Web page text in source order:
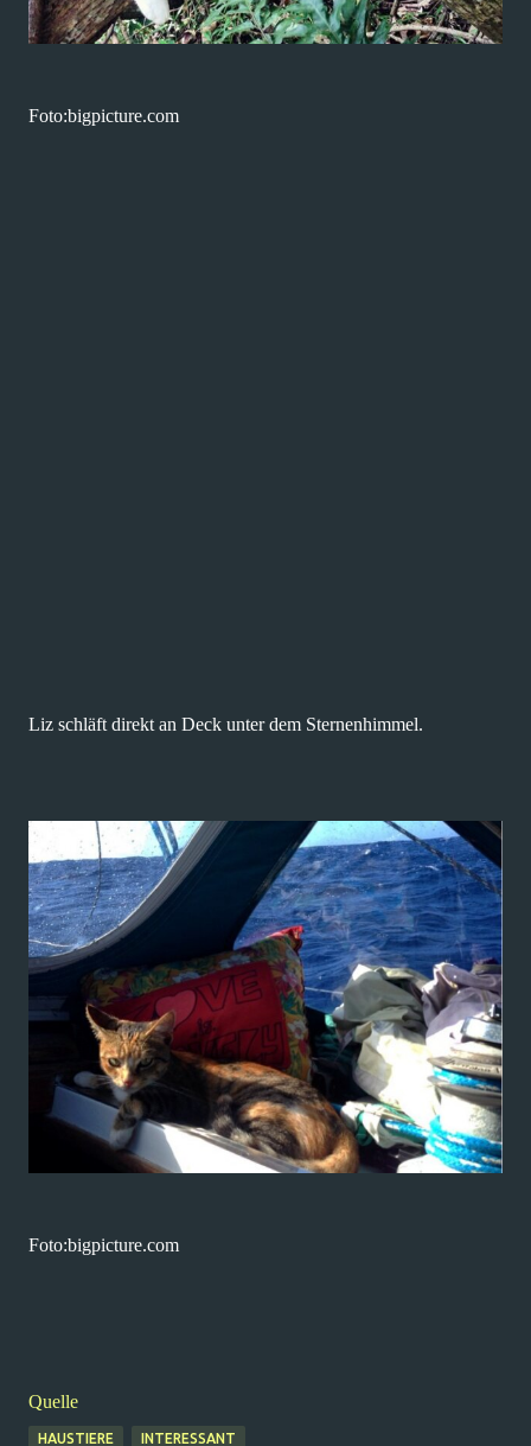
Foto:bigpicture.com
Liz schläft direkt an Deck unter dem Sternenhimmel.
Foto:bigpicture.com
Quelle
HAUSTIERE INTERESSANT